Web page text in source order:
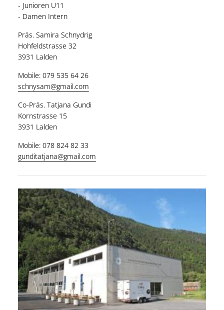
- Junioren U11
- Damen Intern
Präs. Samira Schnydrig
Hohfeldstrasse 32
3931 Lalden
Mobile: 079 535 64 26
schnysam@gmail.com
Co-Präs. Tatjana Gundi
Kornstrasse 15
3931 Lalden
Mobile: 078 824 82 33
gunditatjana@gmail.com